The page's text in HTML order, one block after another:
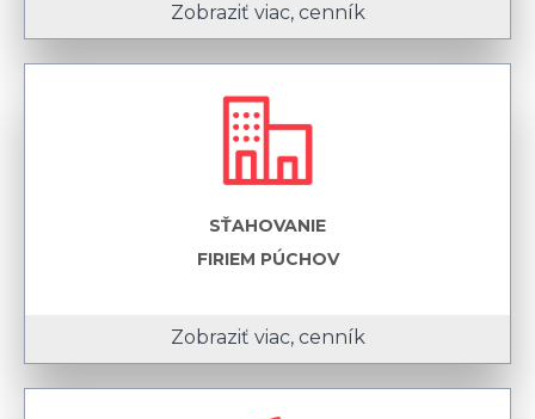
Zobraziť viac, cenník
SŤAHOVANIE
FIRIEM PÚCHOV
Zobraziť viac, cenník